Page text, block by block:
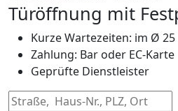
Türöffnung mit
Kurze Wartezeiten: im Ø
Zahlung: Bar oder EC-Karte
Geprüfte Dienstleister